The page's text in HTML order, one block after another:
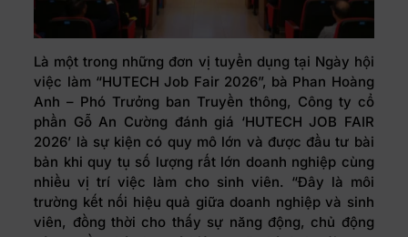
Là một trong những đơn vị tuyển dụng tại Ngày hội
việc làm “HUTECH Job Fair 2026”, bà Phan Hoàng
Anh – Phó Trưởng ban Truyền thông, Công ty cổ
phần Gỗ An Cường đánh giá ‘HUTECH JOB FAIR
2026’ là sự kiện có quy mô lớn và được đầu tư bài
bản khi quy tụ số lượng rất lớn doanh nghiệp cùng
nhiều vị trí việc làm cho sinh viên. “Đây là môi
trường kết nối hiệu quả giữa doanh nghiệp và sinh
viên, đồng thời cho thấy sự năng động, chủ động